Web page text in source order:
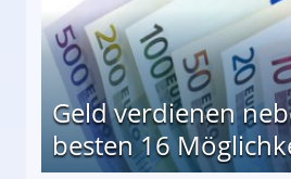
Geld verdienen
besten 16